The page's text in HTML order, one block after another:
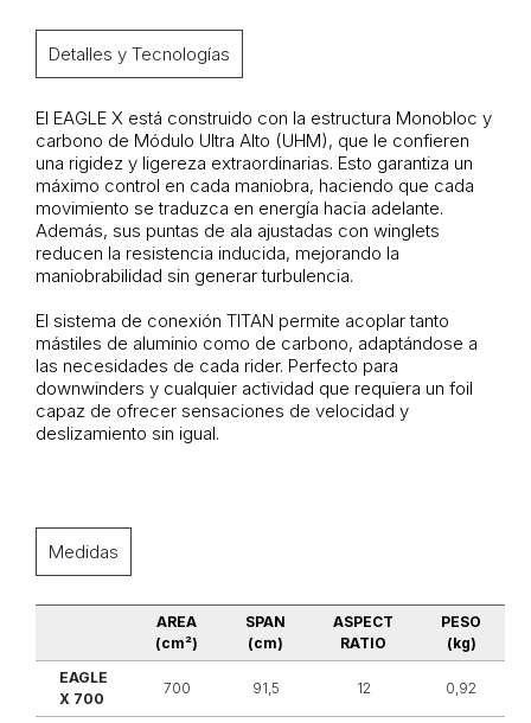
Detalles y Tecnologías
El EAGLE X está construido con la estructura Monobloc y
carbono de Módulo Ultra Alto (UHM), que le confieren
una rigidez y ligereza extraordinarias. Esto garantiza un
máximo control en cada maniobra, haciendo que cada
movimiento se traduzca en energía hacia adelante.
Además, sus puntas de ala ajustadas con winglets
reducen la resistencia inducida, mejorando la
maniobrabilidad sin generar turbulencia.
El sistema de conexión TITAN permite acoplar tanto
mástiles de aluminio como de carbono, adaptándose a
las necesidades de cada rider. Perfecto para
downwinders y cualquier actividad que requiera un foil
capaz de ofrecer sensaciones de velocidad y
deslizamiento sin igual.
Medidas
AREA
(cm²)
SPAN
(cm)
ASPECT
RATIO
PESO
(kg)
EAGLE
X 700
700 91,5 12 0,92